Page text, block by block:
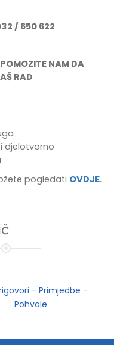
/ 650 622
NAM DA
RAD
djelotvorno
pogledati OVDJE.
- Primjedbe -
Pohvale